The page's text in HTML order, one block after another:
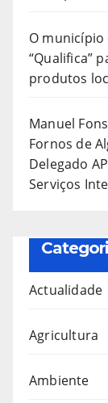
O município
“Qualifica”
produtos
Manuel
Fornos de
Delegado
Serviços
Actualidade
Agricultura
Ambiente